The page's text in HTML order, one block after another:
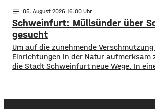
finanziell unterstützen. ​Über 31.000
diesem Jahr an den entsprechenden
Krankenhauses. Denn: Allein im letzten
120 Menschen aus Marktheidenfeld
notes 05. August 2026 16:00
Schweinfurt: Müllsünder über
gesucht
Um auf die zunehmende
Einrichtungen in der Natur aufmerksam
die Stadt Schweinfurt neue Wege. In